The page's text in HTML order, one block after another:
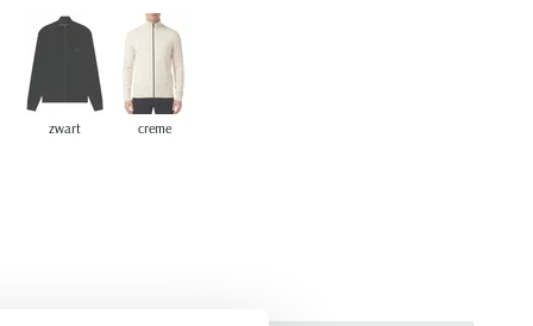
zwart creme